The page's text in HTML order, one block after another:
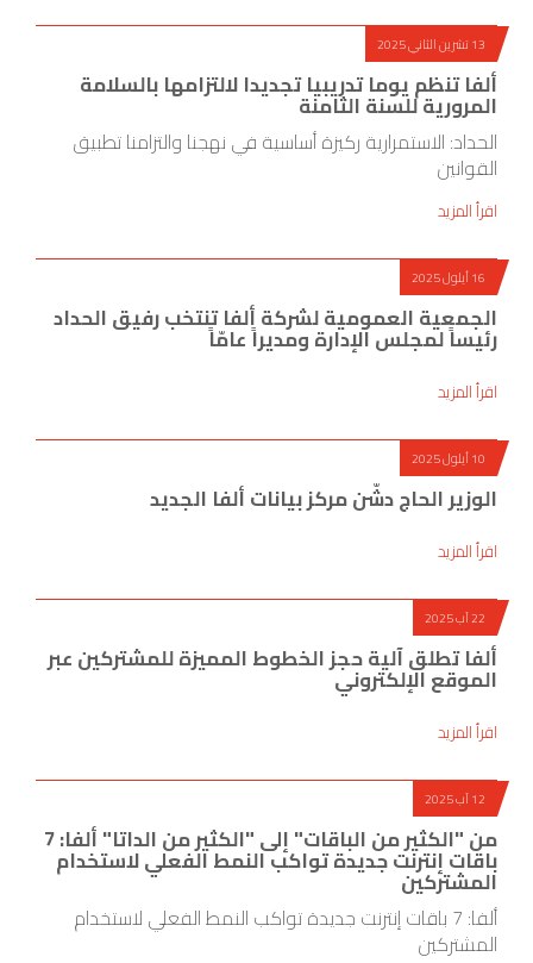
13 تشرين الثاني 2025
ألفا تنظم يوما تدريبيا تجديدا لالتزامها بالسلامة
المرورية للسنة الثامنة
الحداد: الاستمرارية ركيزة أساسية في نهجنا والتزامنا تطبيق
القوانين
اقرأ المزيد
16 أيلول 2025
الجمعية العمومية لشركة ألفا تنتخب رفيق الحداد
رئيساً لمجلس الإدارة ومديراً عامّاً
اقرأ المزيد
10 أيلول 2025
الوزير الحاج دشّن مركز بيانات ألفا الجديد
اقرأ المزيد
22 آب 2025
ألفا تطلق آلية حجز الخطوط المميزة للمشتركين عبر
الموقع الإلكتروني
اقرأ المزيد
12 آب 2025
من "الكثير من الباقات" إلى "الكثير من الداتا" ألفا: 7
باقات إنترنت جديدة تواكب النمط الفعلي لاستخدام
المشتركين
ألفا: 7 باقات إنترنت جديدة تواكب النمط الفعلي لاستخدام
المشتركين